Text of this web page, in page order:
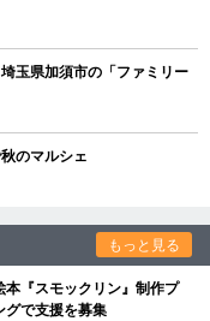
玉県加須市の「ファミリー
のマルシェ
もっと見る
『スモックリン』制作プ
で支援を募集